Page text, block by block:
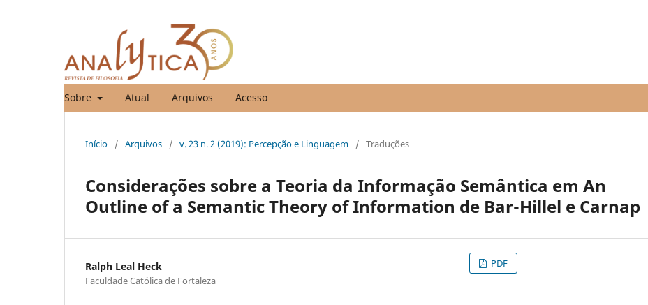
Sobre Atual Arquivos Acesso
Início / Arquivos / v. 23 n. 2 (2019): Percepção e Linguagem / Traduções
Considerações sobre a Teoria da Informação Semântica em An
Outline of a Semantic Theory of Information de Bar-Hillel e Carnap
Ralph Leal Heck
Faculdade Católica de Fortaleza
PDF